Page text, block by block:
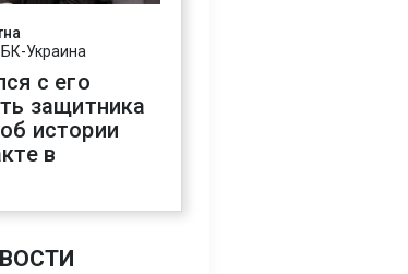
Украина
с его
защитника
истории
в